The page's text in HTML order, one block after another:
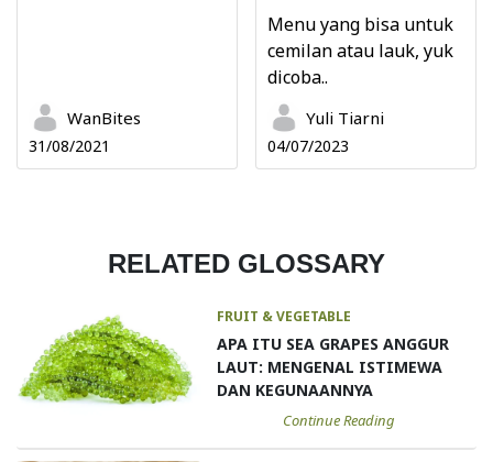
WanBites
31/08/2021
Menu yang bisa untuk
cemilan atau lauk, yuk
dicoba..
Yuli Tiarni
04/07/2023
RELATED GLOSSARY
FRUIT & VEGETABLE
APA ITU SEA GRAPES ANGGUR
LAUT: MENGENAL ISTIMEWA
DAN KEGUNAANNYA
Continue Reading